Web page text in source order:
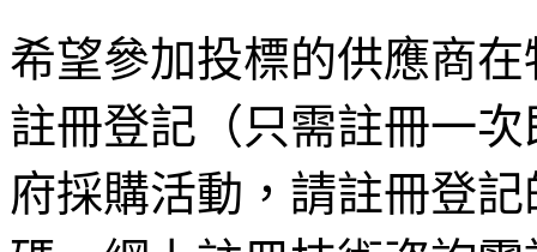
希望參加投標的供應商
註冊登記（只需註冊一
府採購活動，請註冊登